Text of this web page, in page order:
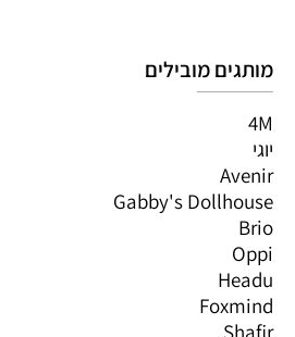
מותגים מובילים
4M
יוגי
Avenir
Gabby's Dollhouse
Brio
Oppi
Headu
Foxmind